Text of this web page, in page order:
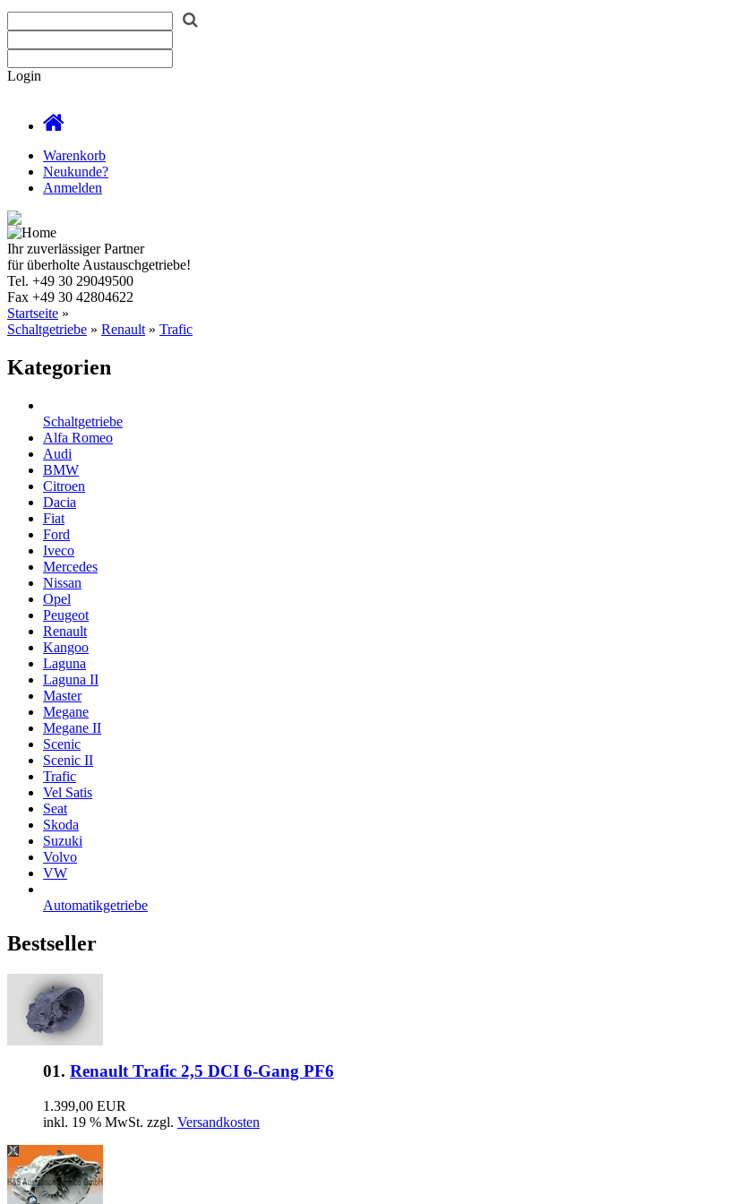
Login
Warenkorb
Neukunde?
Anmelden
Ihr zuverlässiger Partner
für überholte Austauschgetriebe!
Tel. +49 30 29049500
Fax +49 30 42804622
Startseite »
Schaltgetriebe » Renault » Trafic
Kategorien
Schaltgetriebe
Alfa Romeo
Audi
BMW
Citroen
Dacia
Fiat
Ford
Iveco
Mercedes
Nissan
Opel
Peugeot
Renault
Kangoo
Laguna
Laguna II
Master
Megane
Megane II
Scenic
Scenic II
Trafic
Vel Satis
Seat
Skoda
Suzuki
Volvo
VW
Automatikgetriebe
Bestseller
01. Renault Trafic 2,5 DCI 6-Gang PF6
1.399,00 EUR
inkl. 19 % MwSt. zzgl. Versandkosten